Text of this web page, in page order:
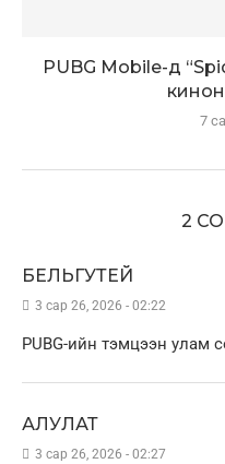
PUBG Mobile-д
7
2
БЕЛЬГУТЕЙ
3 сар 26, 2026 - 02:22
PUBG-ийн тэмцээн улам
АЛУЛАТ
3 сар 26, 2026 - 02:27